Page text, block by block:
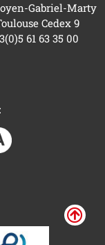
Gabriel-Marty
Cedex 9
61 63 35 00